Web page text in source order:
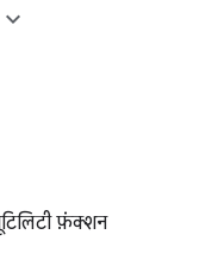
फ़ंक्शन